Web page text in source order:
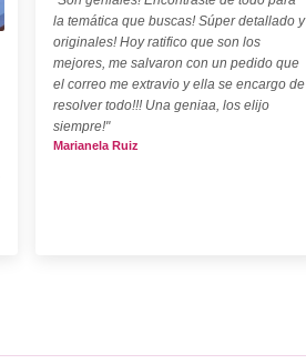
la temática que buscas! Súper detallado y
originales! Hoy ratifico que son los
mejores, me salvaron con un pedido que
el correo me extravio y ella se encargo de
resolver todo!!! Una geniaa, los elijo
siempre!"
Marianela Ruiz